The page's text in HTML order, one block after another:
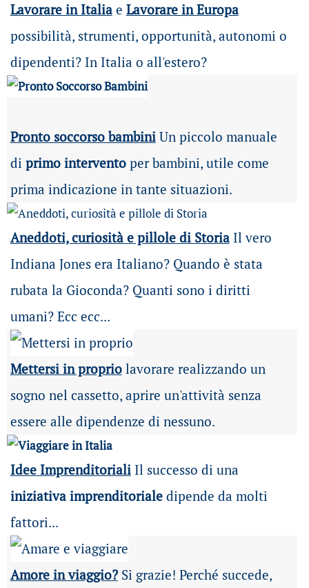
Lavorare in Italia e Lavorare in Europa
possibilità, strumenti, opportunità, autonomi o
dipendenti? In Italia o all'estero?
Pronto soccorso bambiniUn piccolo manuale
di primo interventoper bambini, utile come
prima indicazione in tante situazioni.
Aneddoti, curiosità e pillole di Storia Il vero
Indiana Jones era Italiano? Quando è stata
rubata la Gioconda? Quanti sono i diritti
umani? Ecc ecc...
Mettersi in propriolavorare realizzando un
sogno nel cassetto, aprire un'attività senza
essere alle dipendenze di nessuno.
Idee ImprenditorialiIl successo di una
iniziativa imprenditorialedipende da molti
fattori...
Amore in viaggio?Si grazie! Perché succede,